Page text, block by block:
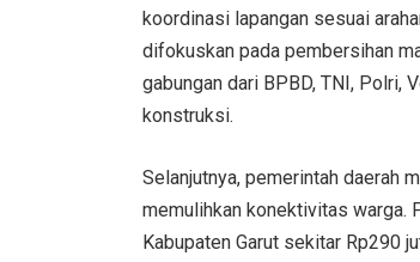
koordinasi lapangan sesuai
difokuskan pada pembersihan
gabungan dari BPBD, TNI, Polri,
konstruksi.
Selanjutnya, pemerintah daerah
memulihkan konektivitas warga.
Kabupaten Garut sekitar Rp290